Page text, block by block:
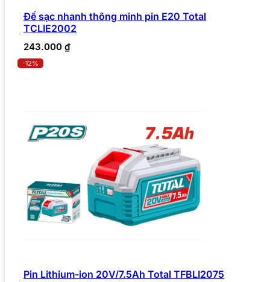
Đế sạc nhanh thông minh pin E20 Total
TCLIE2002
243.000 ₫
-12%
Pin Lithium-ion 20V/7.5Ah Total TFBLI2075